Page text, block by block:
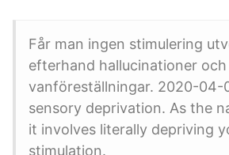
Får man ingen stimulering
efterhand hallucinationer och
vanföreställningar. 2020-04-
sensory deprivation. As the
it involves literally depriving
stimulation.